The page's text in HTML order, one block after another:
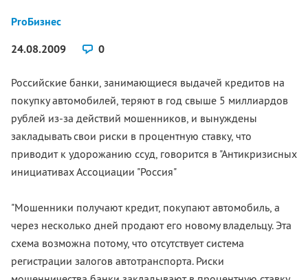
ProБизнес
24.08.2009
0
Российские банки, занимающиеся выдачей кредитов на
покупку автомобилей, теряют в год свыше 5 миллиардов
рублей из-за действий мошенников, и вынуждены
закладывать свои риски в процентную ставку, что
приводит к удорожанию ссуд, говорится в "Антикризисных
инициативах Ассоциации "Россия"
"Мошенники получают кредит, покупают автомобиль, а
через несколько дней продают его новому владельцу. Эта
схема возможна потому, что отсутствует система
регистрации залогов автотранспорта. Риски